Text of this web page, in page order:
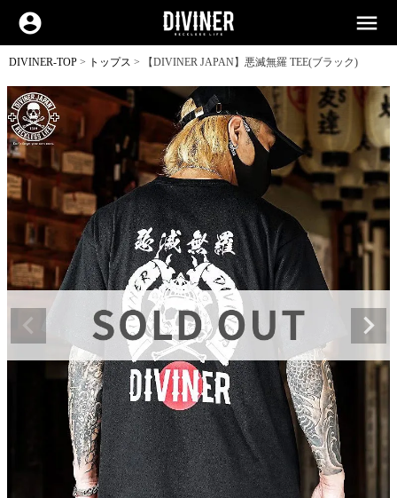
account_circle menu
DIVINER-TOP トップス 【DIVINER JAPAN】悪滅無羅 TEE(ブラック)